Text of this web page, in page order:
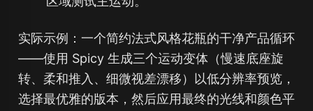
实际示例：一个简约法式风格花瓶的干净产品循环
——使用 Spicy 生成三个运动变体（慢速底座旋
转、柔和推入、细微视差漂移）以低分辨率预览，
选择最优雅的版本，然后应用最终的光线和颜色平